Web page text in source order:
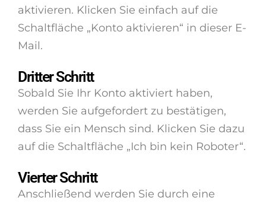
aktivieren. Klicken Sie einfach auf die
Schaltfläche „Konto aktivieren“ in dieser E-
Mail.
Dritter Schritt
Sobald Sie Ihr Konto aktiviert haben,
werden Sie aufgefordert zu bestätigen,
dass Sie ein Mensch sind. Klicken Sie dazu
auf die Schaltfläche „Ich bin kein Roboter“.
Vierter Schritt
Anschließend werden Sie durch eine